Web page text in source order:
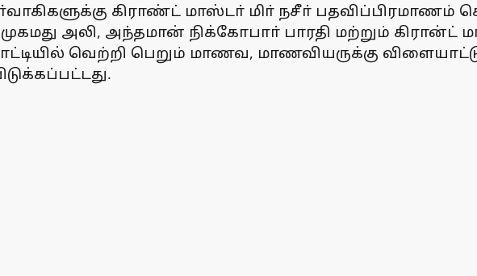
கிராண்ட் மாஸ்டா் மிா் நசீா் பதவிப்பிரமாணம்
அலி, அந்தமான் நிக்கோபாா் பாரதி மற்றும்
வெற்றி பெறும் மாணவ, மாணவியருக்கு